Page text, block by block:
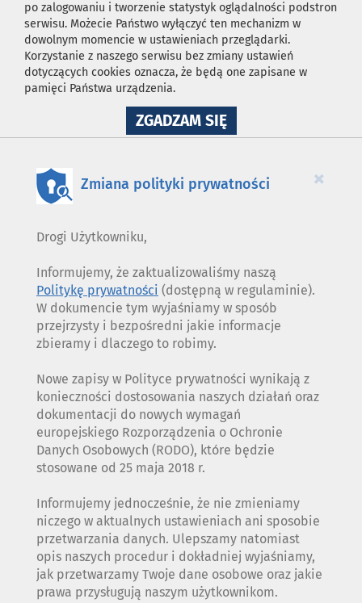
po zalogowaniu i tworzenie statystyk oglądalności podstron
serwisu. Możecie Państwo wyłączyć ten mechanizm w
dowolnym momencie w ustawieniach przeglądarki.
Korzystanie z naszego serwisu bez zmiany ustawień
dotyczących cookies oznacza, że będą one zapisane w
pamięci Państwa urządzenia.
ZGADZAM SIĘNA
WYKORZYSTANIE
×
Zmiana polityki prywatności
Drogi Użytkowniku,
Informujemy, że zaktualizowaliśmy naszą
Politykę prywatności (dostępną w regulaminie).
W dokumencie tym wyjaśniamy w sposób
przejrzysty i bezpośredni jakie informacje
zbieramy i dlaczego to robimy.
Nowe zapisy w Polityce prywatności wynikają z
konieczności dostosowania naszych działań oraz
dokumentacji do nowych wymagań
europejskiego Rozporządzenia o Ochronie
Danych Osobowych (RODO), które będzie
stosowane od 25 maja 2018 r.
Informujemy jednocześnie, że nie zmieniamy
niczego w aktualnych ustawieniach ani sposobie
przetwarzania danych. Ulepszamy natomiast
opis naszych procedur i dokładniej wyjaśniamy,
jak przetwarzamy Twoje dane osobowe oraz jakie
prawa przysługują naszym użytkownikom.